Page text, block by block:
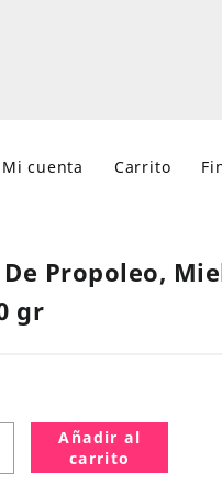
Mi cuenta Carrito
Propoleo,
gr
Añadir al
carrito